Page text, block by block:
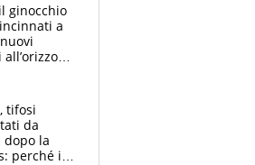
ginocchio
a
tifosi
da
dopo la
perché i